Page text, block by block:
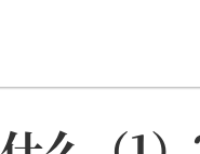
行星智慧 数字治理